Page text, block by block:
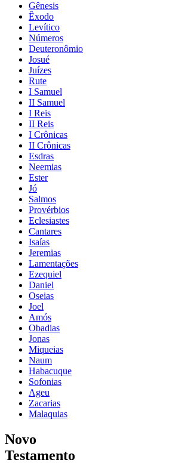
Gênesis
Êxodo
Levítico
Números
Deuteronômio
Josué
Juízes
Rute
I Samuel
II Samuel
I Reis
II Reis
I Crônicas
II Crônicas
Esdras
Neemias
Ester
Jó
Salmos
Provérbios
Eclesiastes
Cantares
Isaías
Jeremias
Lamentações
Ezequiel
Daniel
Oseias
Joel
Amós
Obadias
Jonas
Miqueias
Naum
Habacuque
Sofonias
Ageu
Zacarias
Malaquias
Novo
Testamento